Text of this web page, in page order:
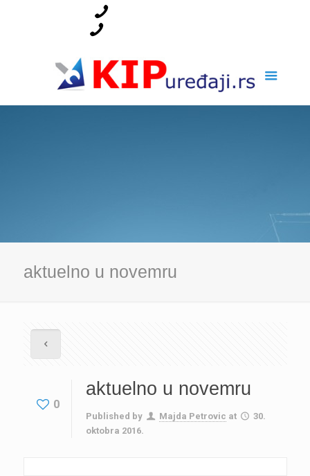
aktuelno u novemru
0
aktuelno u novemru
Published by Majda Petrovic at
30.
oktobra 2016.